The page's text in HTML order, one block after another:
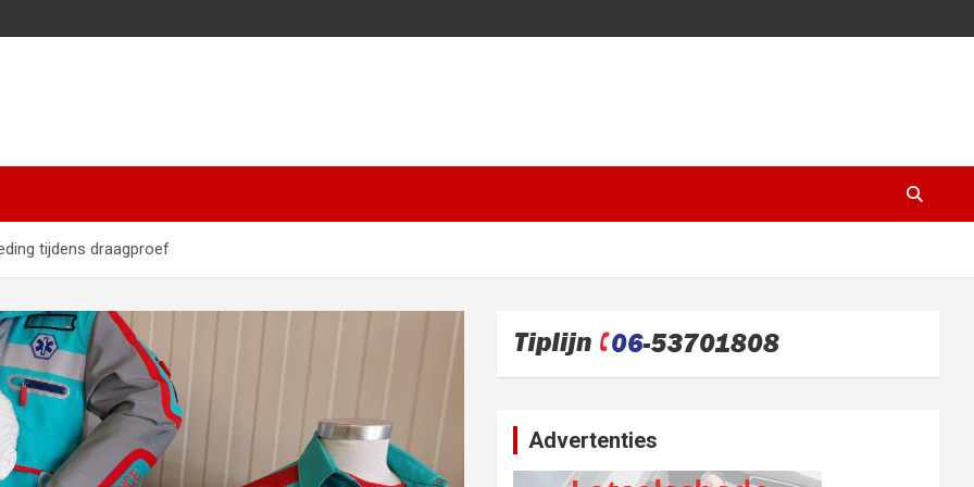
tijdens draagproef
Advertenties